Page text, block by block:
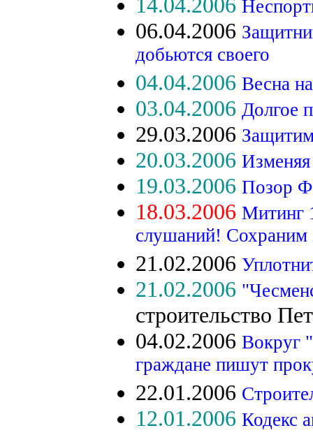
06.04.2006
добьются своего
04.04.2006 Весна
03.04.2006 Долгое
29.03.2006
20.03.2006
19.03.2006 Позор
18.03.2006 Митинг
слушаний! Сохраним
21.02.2006
21.02.2006
строительство
04.02.2006 Вокруг
граждане пишут
22.01.2006
12.01.2006 Кодекс